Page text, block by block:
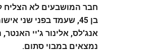
חבר המושבעים לא הצליח
בן 45, שעמד בפני שני
אנג'לס, אלינור ג'יי
נמצאים במבוי סתום.